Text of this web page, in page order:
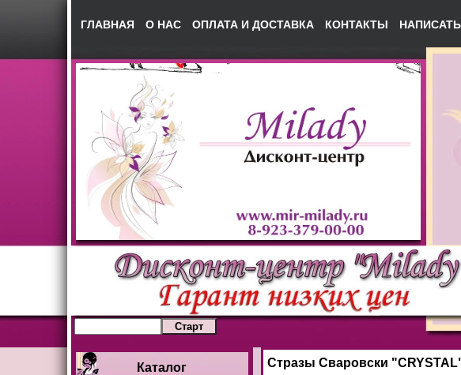
ГЛАВНАЯ О НАС ОПЛАТА И ДОСТАВКА КОНТАКТЫ
Каталог Стразы Сваровски